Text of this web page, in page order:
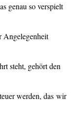
genau so verspielt
Angelegenheit
steht, gehört den
werden, das wir